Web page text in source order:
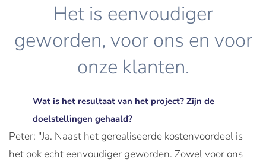
Het is eenvoudiger
geworden, voor ons en voor
onze klanten.
Wat is het resultaat van het project? Zijn de
doelstellingen gehaald?
Peter: "Ja. Naast het gerealiseerde kostenvoordeel is
het ook echt eenvoudiger geworden. Zowel voor ons